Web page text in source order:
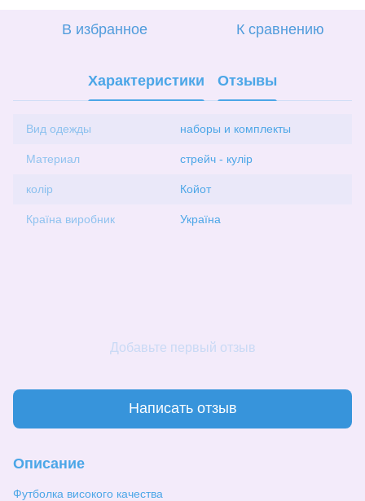
В избранное К сравнению
Характеристики Отзывы
Вид одежды наборы и комплекты
Материал стрейч - кулір
колір Койот
Країна виробник Україна
Добавьте первый отзыв
Написать отзыв
Описание
Футболка високого качества